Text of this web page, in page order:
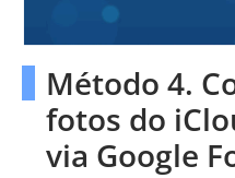
Método 4.
fotos do
via Google